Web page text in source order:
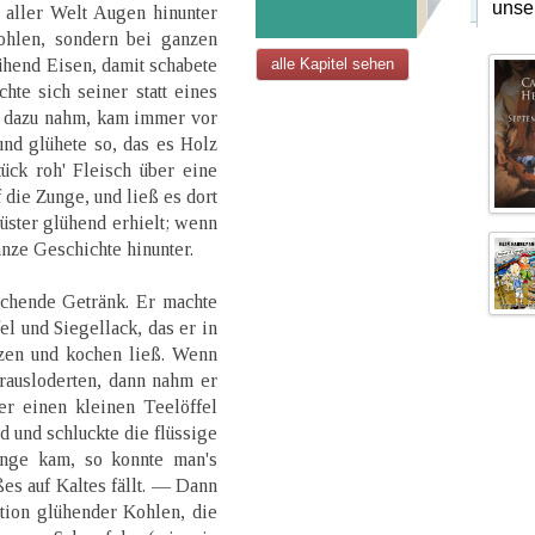
aller Welt Augen hinunter
sondern bei ganzen
Eisen, damit schabete
sich seiner statt eines
nahm, kam immer vor
glühete so, das es Holz
roh' Fleisch über eine
Zunge, und ließ es dort
glühend erhielt; wenn
Geschichte hinunter.
Getränk. Er machte
und Siegellack, das er in
und kochen ließ. Wenn
dann nahm er
einen kleinen Teelöffel
und schluckte die flüssige
kam, so konnte man's
auf Kaltes fällt. — Dann
glühender Kohlen, die
alle Kapitel sehen